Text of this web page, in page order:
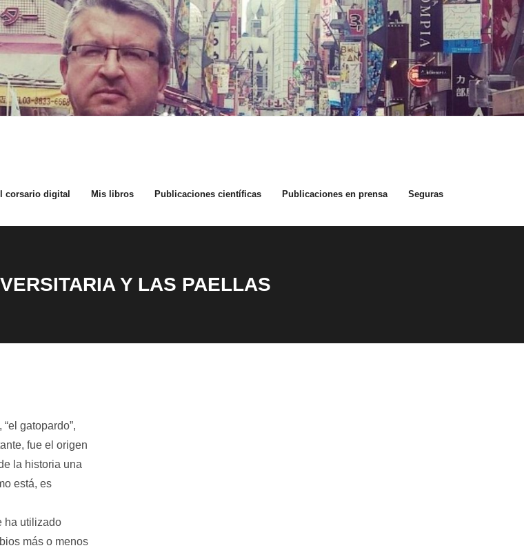
corsario digital Mis libros Publicaciones científicas Publicaciones en prensa Seguras
Y LAS PAELLAS
gatopardo”,
fue el origen
la historia una
está, es
ha utilizado
más o menos